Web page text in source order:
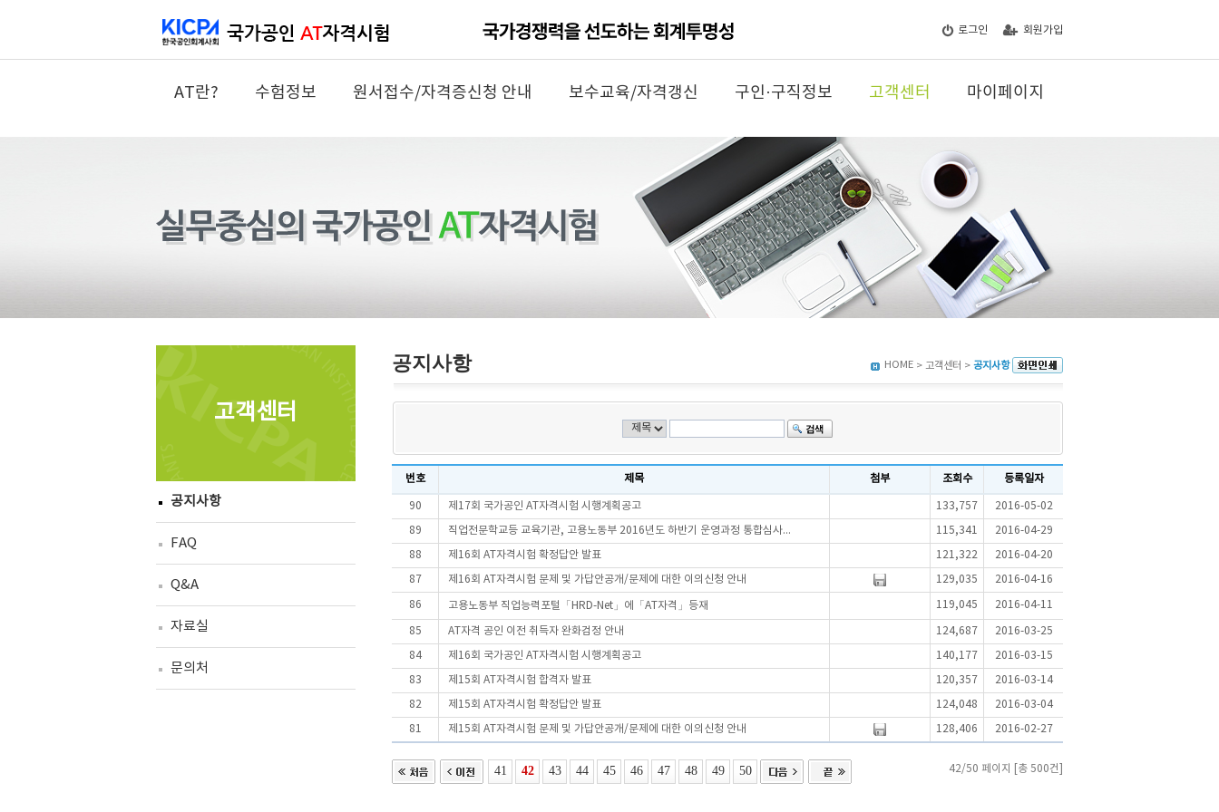
로그인 회원가입
AT란? 수험정보 원서접수/자격증신청 안내 보수교육/자격갱신 구인·구직정보 고객센터 마이페이지
고객센터
공지사항
FAQ
Q&A
자료실
문의처
공지사항 HOME > 고객센터 > 공지사항
번호 제목 첨부 조회수 등록일자
90 제17회 국가공인 AT자격시험 시행계획공고 133,757 2016-05-02
89 직업전문학교등 교육기관, 고용노동부 2016년도 하반기 운영과정 통합심사... 115,341 2016-04-29
88 제16회 AT자격시험 확정답안 발표 121,322 2016-04-20
87 제16회 AT자격시험 문제 및 가답안공개/문제에 대한 이의신청 안내 129,035 2016-04-16
86 고용노동부 직업능력포털「HRD-Net」에「AT자격」등재 119,045 2016-04-11
85 AT자격 공인 이전 취득자 완화검정 안내 124,687 2016-03-25
84 제16회 국가공인 AT자격시험 시행계획공고 140,177 2016-03-15
83 제15회 AT자격시험 합격자 발표 120,357 2016-03-14
82 제15회 AT자격시험 확정답안 발표 124,048 2016-03-04
81 제15회 AT자격시험 문제 및 가답안공개/문제에 대한 이의신청 안내 128,406 2016-02-27
41 42 43 44 45 46 47 48 49 50 42/50 페이지 [총 500건]